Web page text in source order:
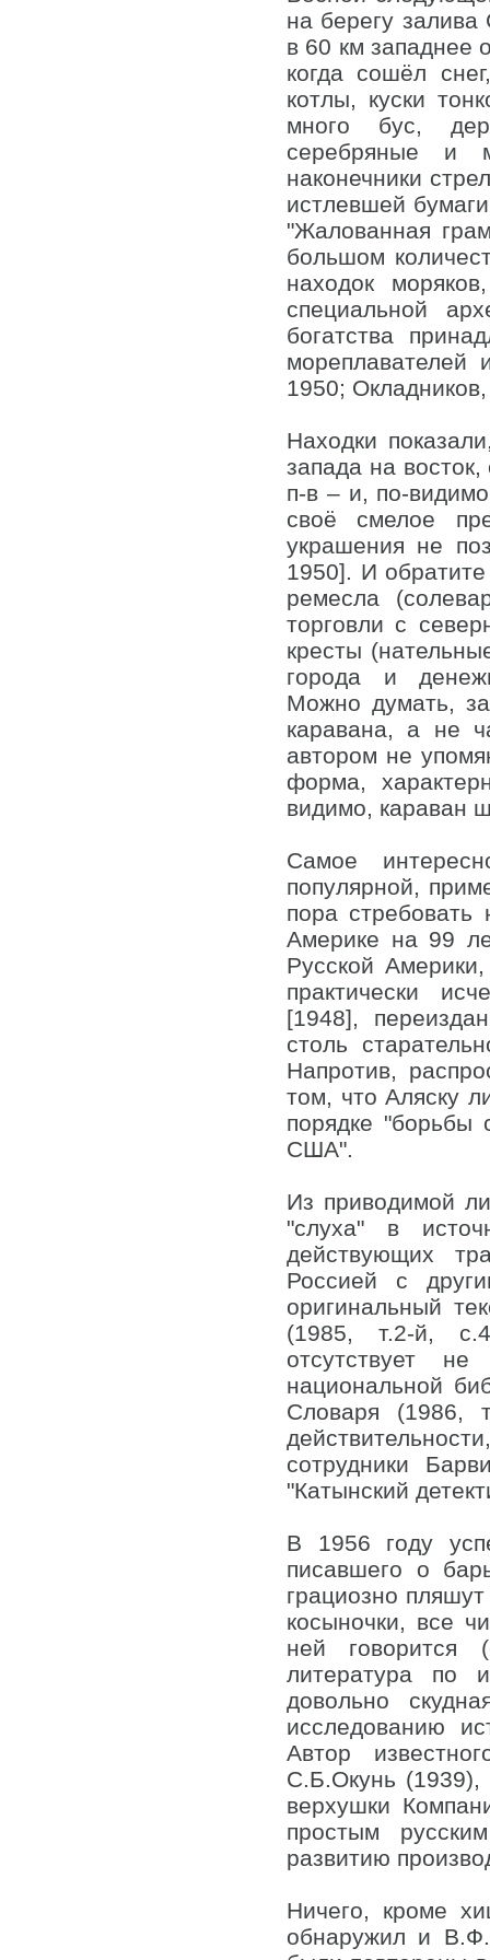
на берегу
в 60 км западнее
когда сошёл
котлы, куски
много бус,
серебряные и
наконечники
истлевшей
"Жалованная
большом
находок
специальной
богатства
мореплавателей
1950;
Находки
запада на
п-в – и, по-
своё смелое
украшения не
1950]. И
ремесла
торговли с
кресты
города и
Можно думать,
каравана, а не
автором не
форма,
видимо, караван
Самое
популярной,
пора стребовать
Америке на 99
Русской
практически
[1948],
столь
Напротив,
том, что Аляску
порядке "борьбы
США".
Из приводимой
"слуха" в
действующих
Россией с
оригинальный
(1985, т.2-й,
отсутствует
национальной
Словаря (1986,
сотрудники
"Катынский
В 1956 году
писавшего о
грациозно
косыночки, все
ней говорится
литература по
довольно
исследованию
Автор
С.Б.Окунь (1939),
верхушки
простым
развитию
Ничего, кроме
обнаружил и